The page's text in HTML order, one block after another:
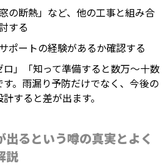
の断熱」など、他の工事と組み合
する
ポートの経験があるか確認する
」「知って準備すると数万〜十数
。雨漏り予防だけでなく、今後の
すると差が出ます。
るという噂の真実とよく
説